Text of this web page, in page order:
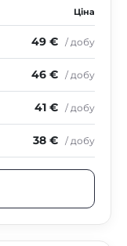
Ціна
49 € / добу
46 € / добу
41 € / добу
38 € / добу